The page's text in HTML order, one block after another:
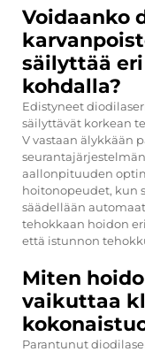
Voidaanko
säilyttää
kohdalla?
Edistyneet
säilyttävät korkean
V vastaan älykkään
aallonpituuden
hoitonopeudet, kun
säädellään
tehokkaan hoidon
että istunnon
Miten
vaikuttaa
Parantunut